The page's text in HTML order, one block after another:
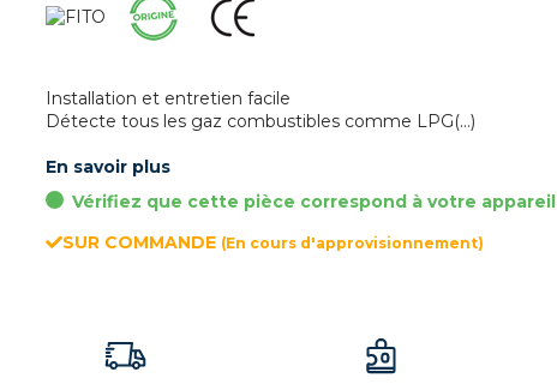
Installation et entretien facile
Détecte tous les gaz combustibles comme LPG(...)
En savoir plus
Vérifiez que cette pièce correspond à votre appareil
SUR COMMANDE (En cours d'approvisionnement)